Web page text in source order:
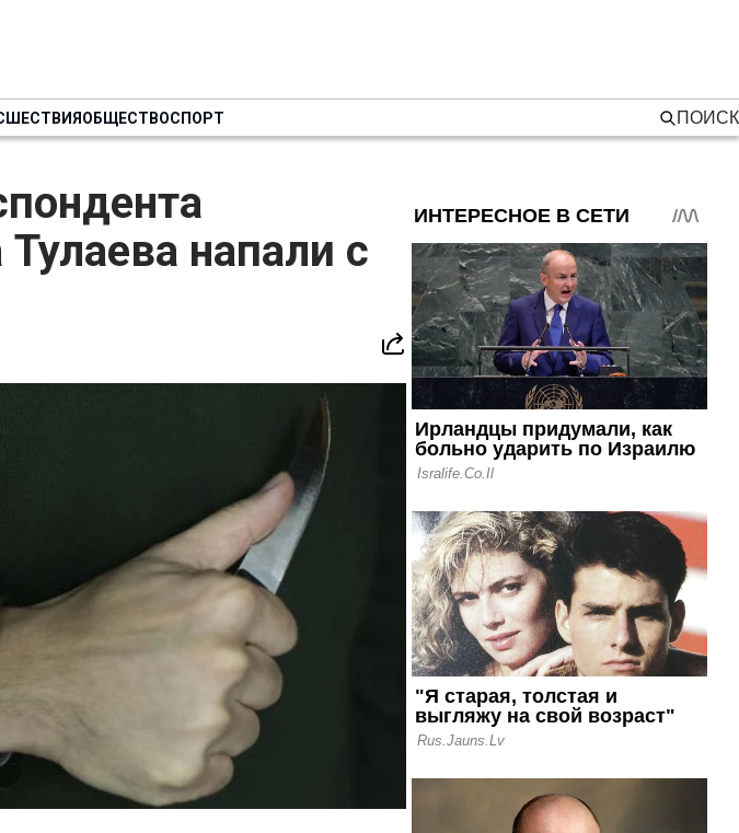
ОБЩЕСТВОСПОРТ ПОИСК
напали с